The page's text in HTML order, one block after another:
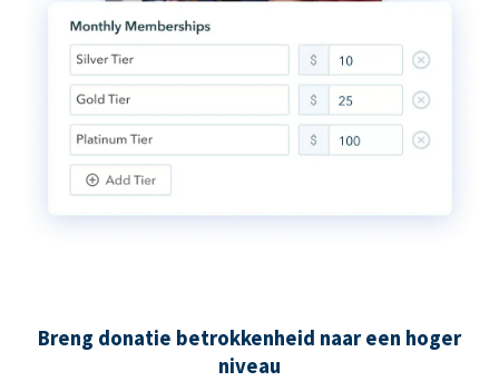
Breng donatie betrokkenheid naar een hoger
niveau